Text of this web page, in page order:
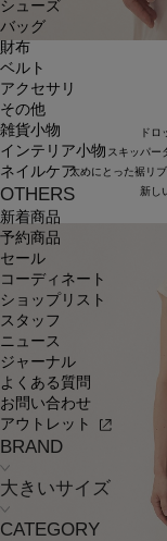
シューズ
バッグ
財布
ベルト
アクセサリ
その他
雑貨小物
インテリア小物
ネイルケア
OTHERS
新着商品
予約商品
セール
コーディネート
ショップリスト
スタッフ
ニュース
ジャーナル
よくある質問
お問い合わせ
アウトレット
BRAND
大きいサイズ
CATEGORY
ドロ
スキッパー
太めにとった裾リ
新し